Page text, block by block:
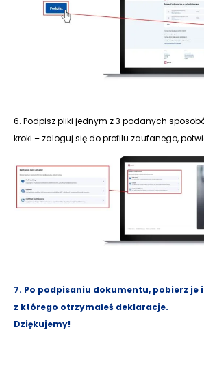
6. Podpisz pliki jednym z 3 podanych
kroki – zaloguj się do profilu zaufanego,
7. Po podpisaniu dokumentu, pobierz je
z którego otrzymałeś deklaracje.
Dziękujemy!